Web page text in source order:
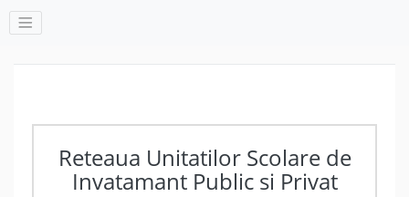
Reteaua Unitatilor Scolare de
Invatamant Public si Privat